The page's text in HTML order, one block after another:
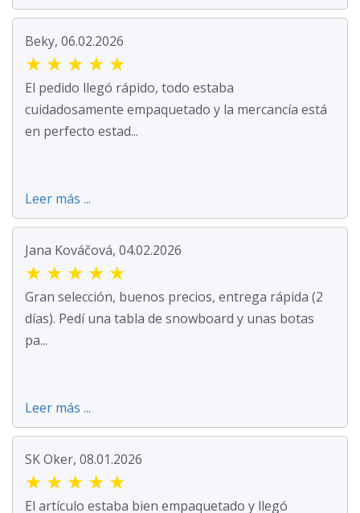
Beky, 06.02.2026
★ ★ ★ ★ ★
El pedido llegó rápido, todo estaba
cuidadosamente empaquetado y la mercancía está
en perfecto estad...
Leer más ...
Jana Kováčová, 04.02.2026
★ ★ ★ ★ ★
Gran selección, buenos precios, entrega rápida (2
días). Pedí una tabla de snowboard y unas botas
pa...
Leer más ...
SK Oker, 08.01.2026
★ ★ ★ ★ ★
El artículo estaba bien empaquetado y llegó